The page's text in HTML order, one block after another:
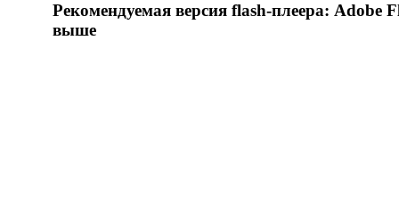
Рекомендуемая версия flash-плеера: Adobe
выше